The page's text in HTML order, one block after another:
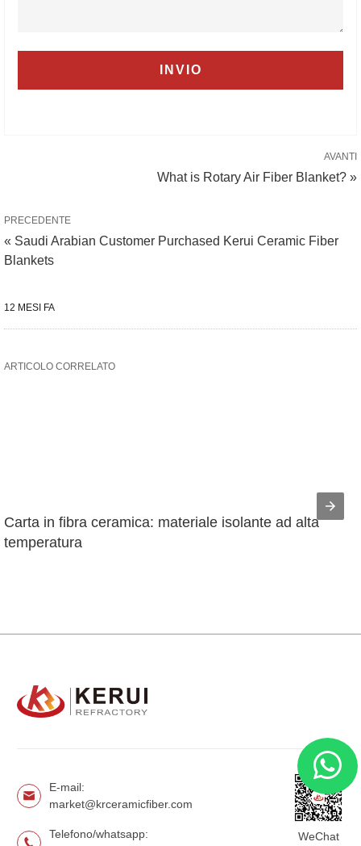
AVANTI
What is Rotary Air Fiber Blanket? »
PRECEDENTE
« Saudi Arabian Customer Purchased Kerui Ceramic Fiber
Blankets
12 MESI FA
ARTICOLO CORRELATO
Carta in fibra ceramica: materiale isolante ad alta
temperatura
E-mail:
market@krceramicfiber.com
Telefono/whatsapp:
WeChat